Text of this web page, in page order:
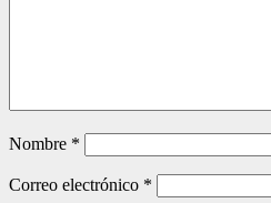
Nombre *
Correo electrónico *